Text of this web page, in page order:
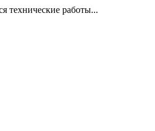
технические работы...